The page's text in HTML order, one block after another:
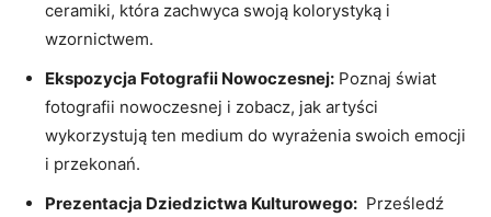
ceramiki, która‌ zachwyca swoją kolorystyką i
⁣wzornictwem.
Ekspozycja Fotografii Nowoczesnej: Poznaj świat
‍fotografii nowoczesnej i​ zobacz, jak‍ artyści
wykorzystują ten medium do wyrażenia ⁢swoich emocji
i przekonań.
Prezentacja Dziedzictwa Kulturowego: ⁢ Prześledź